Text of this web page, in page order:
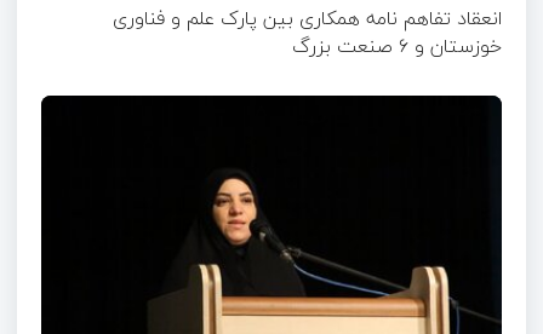
انعقاد تفاهم نامه همکاری بین پارک علم و فناوری
خوزستان و ۶ صنعت بزرگ